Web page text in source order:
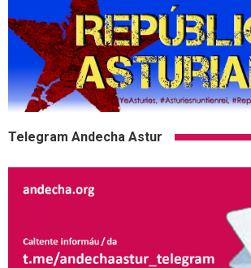
Telegram Andecha Astur